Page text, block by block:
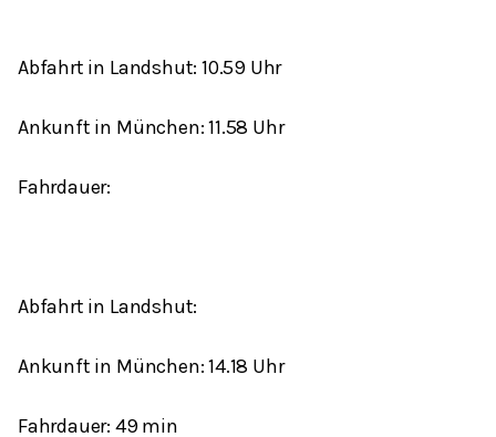
Abfahrt in Landshut: 10.59 Uhr
Ankunft in München: 11.58 Uhr
Fahrdauer:
Abfahrt in Landshut:
Ankunft in München: 14.18 Uhr
Fahrdauer: 49 min